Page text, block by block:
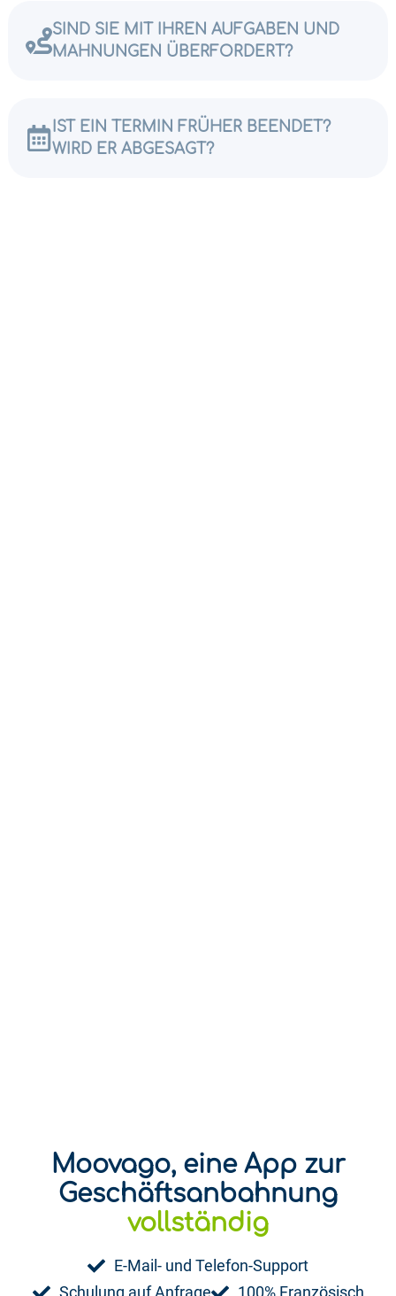
SIND SIE MIT IHREN AUFGABEN UND
MAHNUNGEN ÜBERFORDERT?
IST EIN TERMIN FRÜHER BEENDET?
WIRD ER ABGESAGT?
Moovago, eine App zur
Geschäftsanbahnung
vollständig
spielerisch
E-Mail- und Telefon-Support